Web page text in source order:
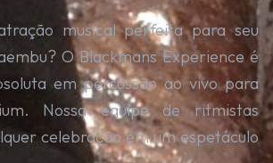
musical perfeita para seu
O Blackmans Experience é
em percussão ao vivo para
Nossa equipe de ritmistas
celebração em um espetáculo